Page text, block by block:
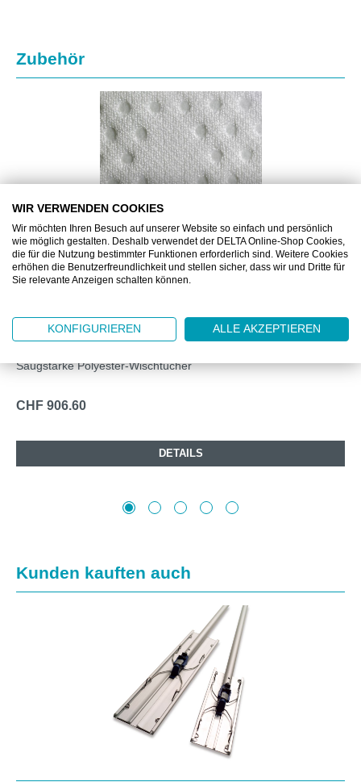
Produktgalerie überspringen
Zubehör
MICROSEAL SUPERSORB®, POLYESTER
MOPPWISCHTÜCHER
Saugstarke Polyester-Wischtücher
CHF 906.60
DETAILS
Produktgalerie überspringen
Kunden kauften auch
WIR VERWENDEN COOKIES
Wir möchten Ihren Besuch auf unserer Website so einfach und persönlich
wie möglich gestalten. Deshalb verwendet der DELTA Online-Shop Cookies,
die für die Nutzung bestimmter Funktionen erforderlich sind. Weitere Cookies
erhöhen die Benutzerfreundlichkeit und stellen sicher, dass wir und Dritte für
Sie relevante Anzeigen schalten können.
KONFIGURIEREN ALLE AKZEPTIEREN